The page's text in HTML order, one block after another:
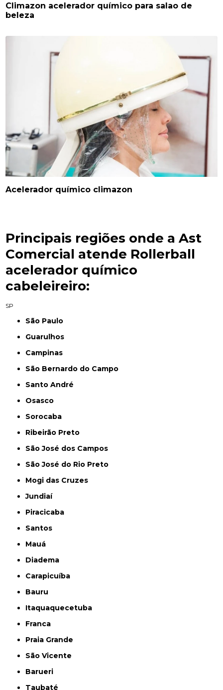
Climazon acelerador químico para salao de
beleza
Acelerador químico climazon
Principais regiões onde a Ast
Comercial atende Rollerball
acelerador químico
cabeleireiro:
SP
São Paulo
Guarulhos
Campinas
São Bernardo do Campo
Santo André
Osasco
Sorocaba
Ribeirão Preto
São José dos Campos
São José do Rio Preto
Mogi das Cruzes
Jundiaí
Piracicaba
Santos
Mauá
Diadema
Carapicuíba
Bauru
Itaquaquecetuba
Franca
Praia Grande
São Vicente
Barueri
Taubaté